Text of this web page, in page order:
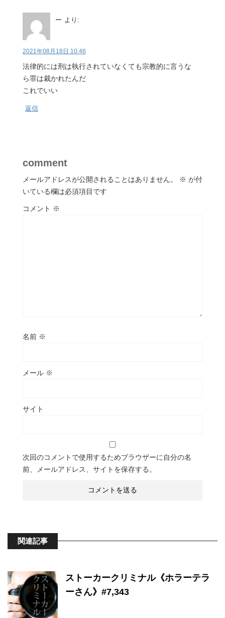
ー より:
2021年08月18日 10:46
法律的には刑は執行されていなくても宗教的に言うな
ら罪は裁かれたんだ
これでいい
返信
comment
メールアドレスが公開されることはありません。 ※ が付
いている欄は必須項目です
コメント ※
名前 ※
メール ※
サイト
次回のコメントで使用するためブラウザーに自分の名
前、メールアドレス、サイトを保存する。
関連記事
ストーカークリミナル《ホラーテラ
ーさん》#7,343